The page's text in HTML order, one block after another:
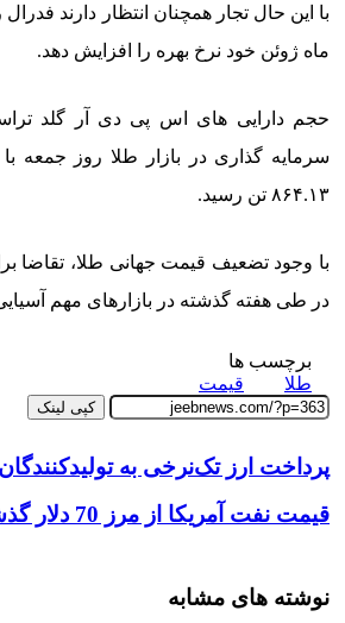
با این حال تجار همچنان انتظار دارند
ماه ژوئن خود نرخ بهره را افزایش دهد.
حجم دارایی های اس پی دی آر گلد
۸۶۴.۱۳ تن رسید.
با وجود تضعیف قیمت جهانی طلا، تقاضا
در طی هفته گذشته در بازارهای مهم
برچسب ها
طلا
قیمت
کپی لینک
پرداخت ارز تک‌نرخی به
قیمت نفت آمریکا از مرز 70 دلار گذشت
نوشته های مشابه